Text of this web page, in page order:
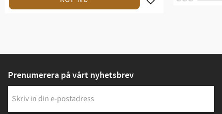
Prenumerera på vårt nyhetsbrev